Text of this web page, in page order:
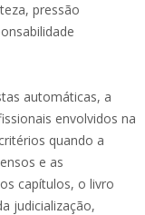
pressão
automáticas, a
envolvidos na
quando a
e as
capítulos, o livro
judicialização,